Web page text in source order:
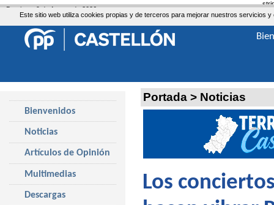
Este sitio web utiliza cookies propias y de terceros para mejorar nuestros servicios
Portada > Noticias
Los
Bienvenidos
Noticias
Artículos de Opinión
Multimedias
Descargas
Domingo, 9 de Agosto de 2026